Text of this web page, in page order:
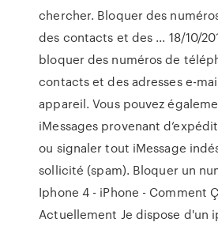
chercher. Bloquer des
des contacts et des ... 18/10/
bloquer des numéros de
contacts et des adresses e-
appareil. Vous pouvez
iMessages provenant
ou signaler tout iMessage
sollicité (spam). Bloquer un
Iphone 4 - iPhone - Comment
Actuellement Je dispose d'un